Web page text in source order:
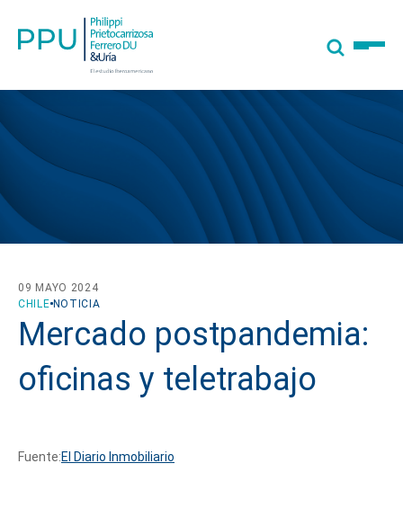
CHILE NOTICIA
09 MAYO 2024
Mercado postpandemia:
oficinas y teletrabajo
Fuente:El Diario Inmobiliario